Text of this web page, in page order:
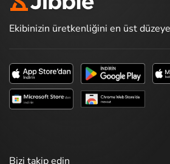
Ekibinizin üretkenliğini en üst düzeye
Bizi takip edin